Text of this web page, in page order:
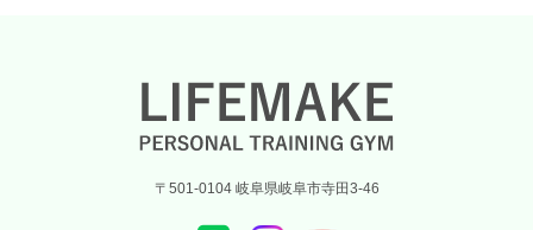
〒501-0104 岐阜県岐阜市寺田3-46